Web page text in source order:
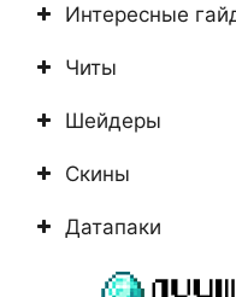
Интересные
Читы
Шейдеры
Скины
Датапаки